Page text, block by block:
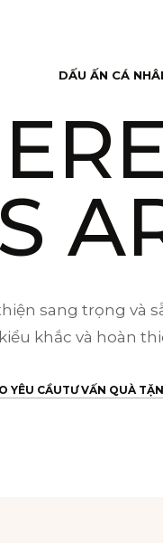
DẤU ẤN CÁ
sang trọng và
khắc và hoàn
YÊU CẦUTƯ VẤN QUÀ